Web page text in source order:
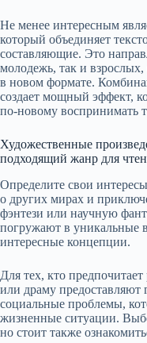
Не менее интересным
который объединяет
составляющие. Это
молодежь, так и взрослых,
в новом формате.
создает мощный эффект,
по-новому воспринимать
Художественные
подходящий жанр для
Определите свои
о других мирах и
фэнтези или научную
погружают в уникальные
интересные концепции.
Для тех, кто
или драму предоставляют
социальные проблемы,
жизненные ситуации.
но стоит также